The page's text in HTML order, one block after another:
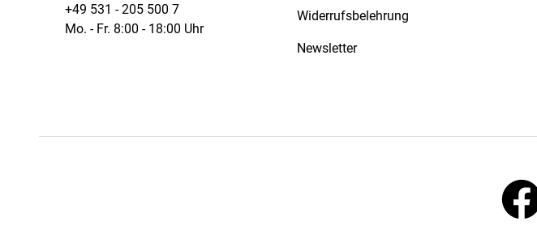
+49 531 - 205 500 7
Mo. - Fr. 8:00 - 18:00 Uhr
Widerrufsbelehrung
Newsletter